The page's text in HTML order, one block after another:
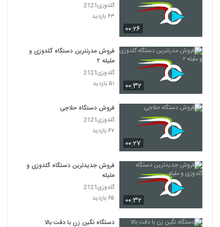
۰۰:۲۶
گلدوزی2121
۶۳ بازدید
۰۰:۳۲
فروش مدرنترین دستگاه گلدوزی و
ملیله ۲
گلدوزی2121
۵۱ بازدید
۰۰:۲۷
فروش دستگاه حلاجی
گلدوزی2121
۶۷ بازدید
۰۰:۳۲
فروش جدیدترین دستگاه گلدوزی و
ملیله
گلدوزی2121
۶۵ بازدید
دستگاه نگین زن با دقت بالا